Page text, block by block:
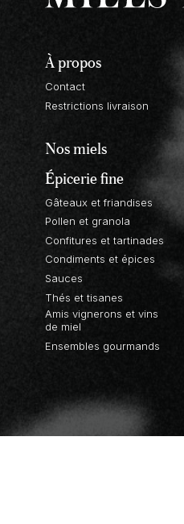
À propos
Contact
Restrictions livraison
Nos miels
Épicerie fine
Gâteaux et friandises
Pollen et granola
Confitures et tartinades
Condiments et épices
Sauces
Thés et tisanes
Amis vignerons et vins
de miel
Ensembles gourmands